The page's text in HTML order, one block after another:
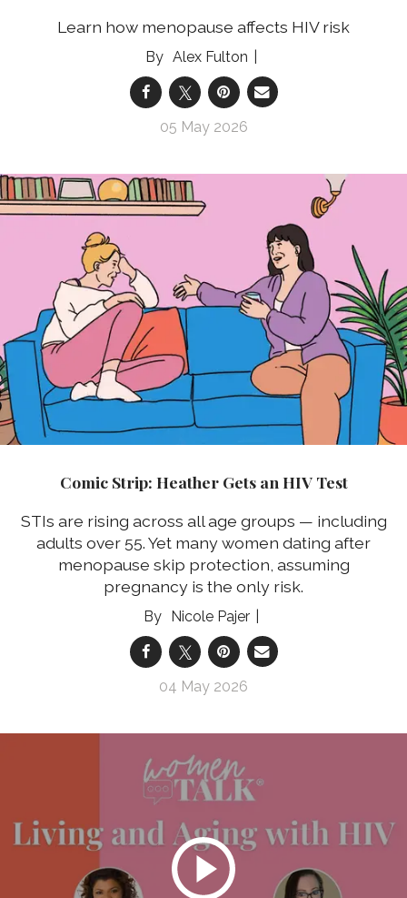
Learn how menopause affects HIV risk
Alex Fulton
05 May 2026
Comic Strip: Heather Gets an HIV Test
STIs are rising across all age groups — including
adults over 55. Yet many women dating after
menopause skip protection, assuming
pregnancy is the only risk.
Nicole Pajer
04 May 2026